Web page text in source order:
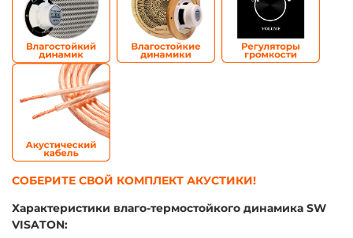
СОБЕРИТЕ СВОЙ КОМПЛЕКТ АКУСТИКИ!
Характеристики влаго-термостойкого динамика SW
VISATON: